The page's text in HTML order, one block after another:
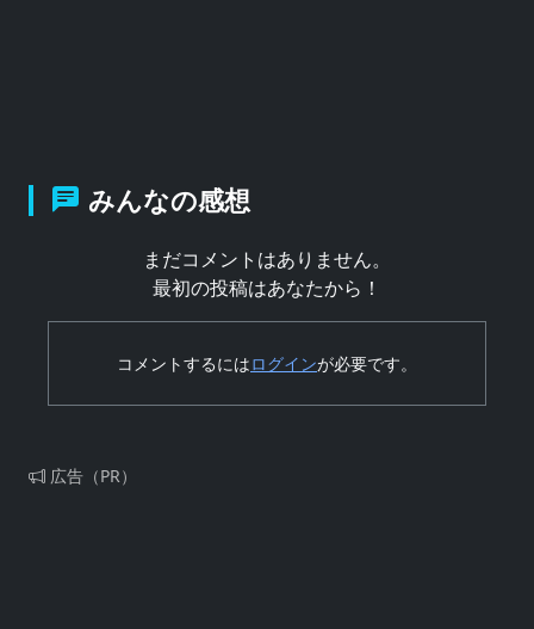
みんなの感想
まだコメントはありません。
最初の投稿はあなたから！
コメントするにはログインが必要です。
広告（PR）